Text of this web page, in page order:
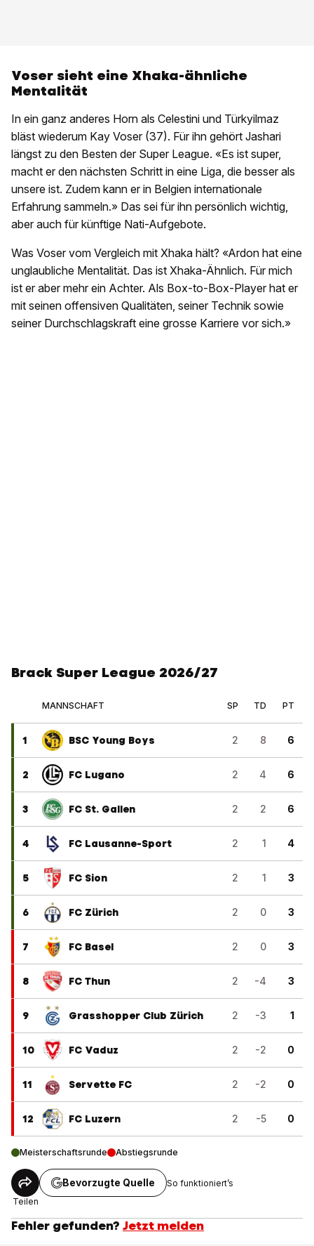
Voser sieht eine Xhaka-ähnliche
Mentalität
In ein ganz anderes Horn als Celestini und Türkyilmaz
bläst wiederum Kay Voser (37). Für ihn gehört Jashari
längst zu den Besten der Super League. «Es ist super,
macht er den nächsten Schritt in eine Liga, die besser als
unsere ist. Zudem kann er in Belgien internationale
Erfahrung sammeln.» Das sei für ihn persönlich wichtig,
aber auch für künftige Nati-Aufgebote.
Was Voser vom Vergleich mit Xhaka hält? «Ardon hat eine
unglaubliche Mentalität. Das ist Xhaka-Ähnlich. Für mich
ist er aber mehr ein Achter. Als Box-to-Box-Player hat er
mit seinen offensiven Qualitäten, seiner Technik sowie
seiner Durchschlagskraft eine grosse Karriere vor sich.»
Brack Super League 2026/27
MANNSCHAFT SP TD PT
1 BSC Young Boys 2 8 6
2 FC Lugano 2 4 6
3 FC St. Gallen 2 2 6
4 FC Lausanne-Sport 2 1 4
5 FC Sion 2 1 3
6 FC Zürich 2 0 3
7 FC Basel 2 0 3
8 FC Thun 2 -4 3
9 Grasshopper Club Zürich 2 -3 1
10 FC Vaduz 2 -2 0
11 Servette FC 2 -2 0
12 FC Luzern 2 -5 0
Meisterschaftsrunde Abstiegsrunde
Teilen
Bevorzugte Quelle So funktioniert’s
Fehler gefunden? Jetzt melden